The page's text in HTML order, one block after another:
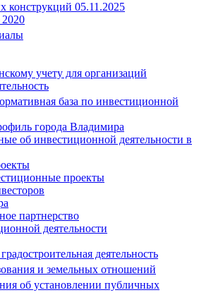
конструкций 05.11.2025
учету для организаций
база по инвестиционной
города Владимира
об инвестиционной деятельности в
проекты
партнерство
деятельности
деятельность
и земельных отношений
об установлении публичных